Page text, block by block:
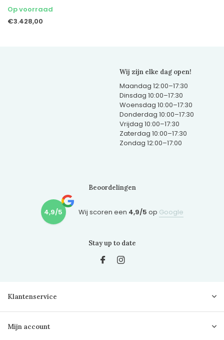
Op voorraad
€3.428,00
Wij zijn elke dag open!
Maandag 12:00–17:30
Dinsdag 10:00–17:30
Woensdag 10:00–17:30
Donderdag 10:00–17:30
Vrijdag 10:00–17:30
Zaterdag 10:00–17:30
Zondag 12:00–17:00
Beoordelingen
4,9/5 Wij scoren een 4,9/5 op Google
Stay up to date
Klantenservice
Mijn account